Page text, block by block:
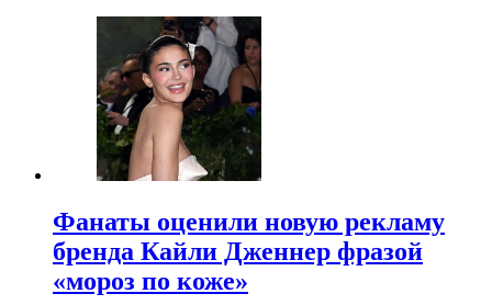
Фанаты оценили новую рекламу
бренда Кайли Дженнер фразой
«мороз по коже»